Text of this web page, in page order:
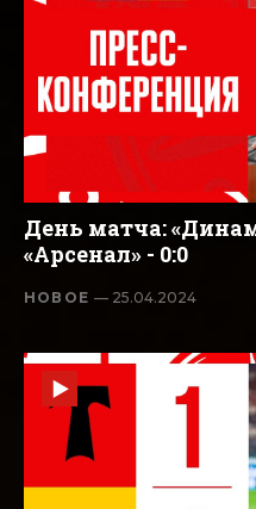
День матча:
«Арсенал» - 0:0
НОВОЕ— 25.04.2024